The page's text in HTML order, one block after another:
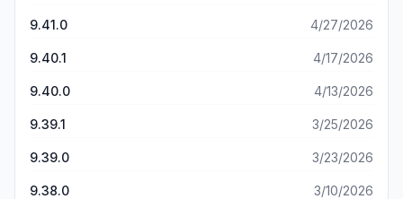
9.41.0 4/27/2026
9.40.1 4/17/2026
9.40.0 4/13/2026
9.39.1 3/25/2026
9.39.0 3/23/2026
9.38.0 3/10/2026